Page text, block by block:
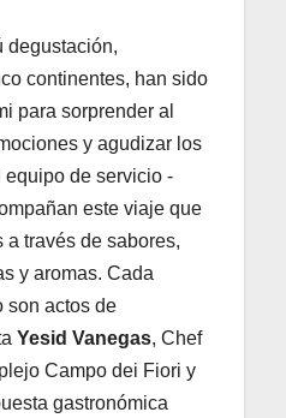
degustación,
continentes, han sido
para sorprender al
y agudizar los
de servicio -
este viaje que
través de sabores,
y aromas. Cada
son actos de
Yesid Vanegas, Chef
Campo dei Fiori y
gastronómica